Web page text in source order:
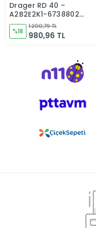
Sepete Ekle
Drager RD 40 –
A2B2E2K1-6738802
Filtre
%18
1.200,79 TL
980,96 TL